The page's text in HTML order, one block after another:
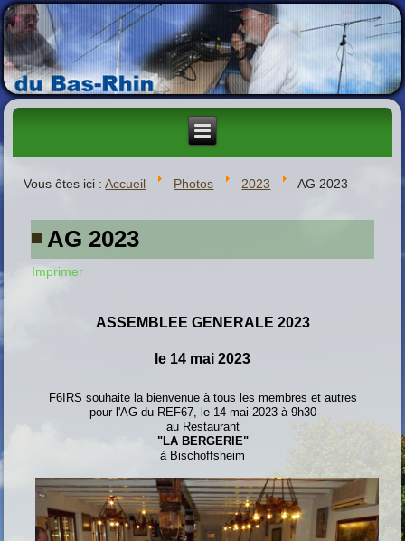
Vous êtes ici :Accueil Photos 2023 AG 2023
AG 2023
Imprimer
ASSEMBLEE GENERALE 2023
le 14 mai 2023
F6IRS souhaite la bienvenue à tous les membres et autres
pour l'AG du REF67, le 14 mai 2023 à 9h30
au Restaurant
"LA BERGERIE"
à Bischoffsheim